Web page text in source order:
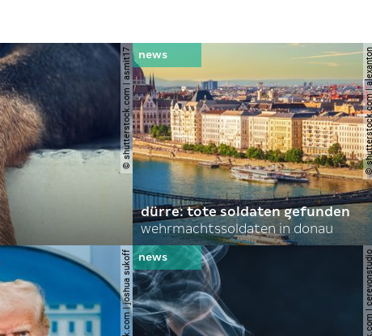
© shutterstock.com | asmit17 ©
dürre: tote soldaten gefunden
wehrmachtssoldaten in donau